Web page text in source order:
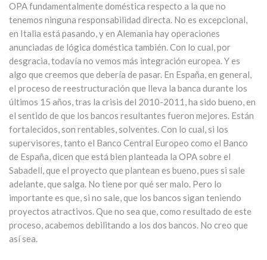
OPA fundamentalmente doméstica respecto a la que no
tenemos ninguna responsabilidad directa. No es excepcional,
en Italia está pasando, y en Alemania hay operaciones
anunciadas de lógica doméstica también. Con lo cual, por
desgracia, todavía no vemos más integración europea. Y es
algo que creemos que debería de pasar. En España, en general,
el proceso de reestructuración que lleva la banca durante los
últimos 15 años, tras la crisis del 2010-2011, ha sido bueno, en
el sentido de que los bancos resultantes fueron mejores. Están
fortalecidos, son rentables, solventes. Con lo cual, si los
supervisores, tanto el Banco Central Europeo como el Banco
de España, dicen que está bien planteada la OPA sobre el
Sabadell, que el proyecto que plantean es bueno, pues si sale
adelante, que salga. No tiene por qué ser malo. Pero lo
importante es que, si no sale, que los bancos sigan teniendo
proyectos atractivos. Que no sea que, como resultado de este
proceso, acabemos debilitando a los dos bancos. No creo que
así sea.